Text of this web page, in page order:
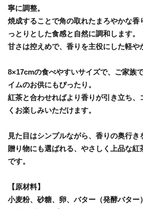
寧に調整。
焼成することで角の取れたまろやかな香
っとりとした食感と自然に調和します。
甘さは控えめで、香りを主役にした軽や
8×17cmの食べやすいサイズで、ご家族
イムのお供にもぴったり。
紅茶と合わせればより香りが引き立ち、
くお楽しみいただけます。
見た目はシンプルながら、香りの奥行き
贈り物にも選ばれる、やさしく上品な紅
です。
【原材料】
小麦粉、砂糖、卵、バター（発酵バター